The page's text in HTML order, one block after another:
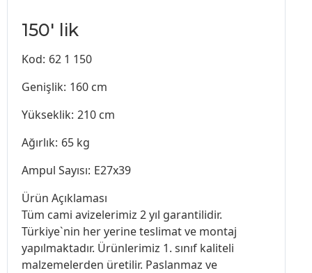
150' lik
Kod: 62 1 150
Genişlik: 160 cm
Yükseklik: 210 cm
Ağırlık: 65 kg
Ampul Sayısı: E27x39
Ürün Açıklaması
Tüm cami avizelerimiz 2 yıl garantilidir.
Türkiye`nin her yerine teslimat ve montaj
yapılmaktadır. Ürünlerimiz 1. sınıf kaliteli
malzemelerden üretilir. Paslanmaz ve